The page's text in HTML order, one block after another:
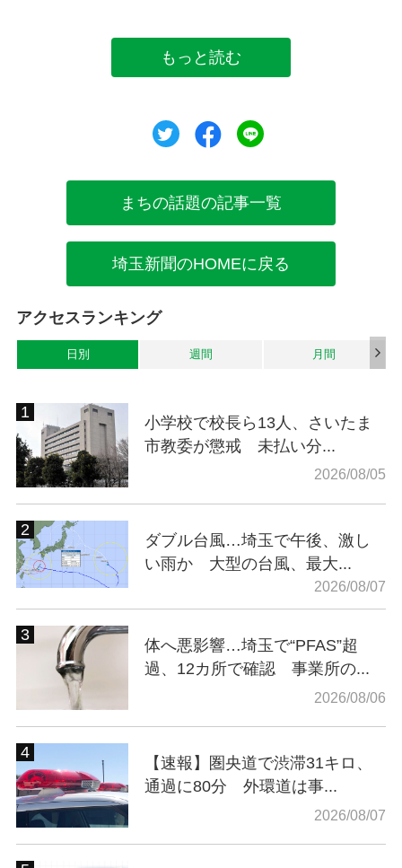
もっと読む
ツイートシェア
まちの話題の記事一覧
埼玉新聞のHOMEに戻る
アクセスランキング
日別 週間 月間
小学校で校長ら13人、さいたま
市教委が懲戒 未払い分...
2026/08/05
ダブル台風…埼玉で午後、激し
い雨か 大型の台風、最大...
2026/08/07
体へ悪影響…埼玉で“PFAS”超
過、12カ所で確認 事業所の...
2026/08/06
【速報】圏央道で渋滞31キロ、
通過に80分 外環道は事...
2026/08/07